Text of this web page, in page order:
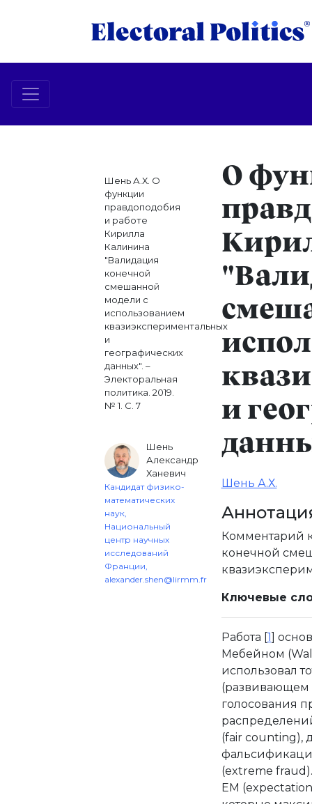
Шень А.Х. О
функции
правдоподобия
и работе
Кирилла
Калинина
"Валидация
конечной
смешанной
модели с
использованием
квазиэкспериментальных
и
географических
данных". –
Электоральная
политика. 2019.
№ 1. С. 7
Шень
Александр
Ханевич
Кандидат физико-
математических
наук,
Национальный
центр научных
исследований
Франции,
alexander.shen@lirmm.fr
О
и
Шень А.Х.
Комментарий
конечной
Ключевые
Работа [1]
Мебейном
использовал
(развивающем
голосования
(fair counting),
(extreme
EM